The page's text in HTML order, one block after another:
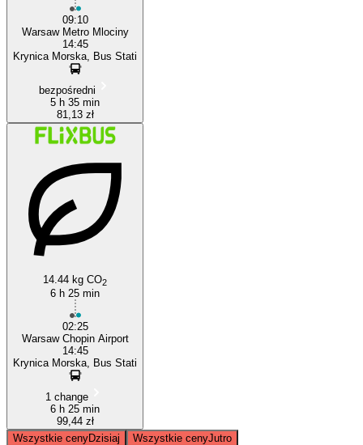
09:10
Warsaw Metro Mlociny
14:45
Krynica Morska, Bus Stati
bezpośredni
5 h 35 min
81,13 zł
14.44 kg CO2
6 h 25 min
02:25
Warsaw Chopin Airport
14:45
Krynica Morska, Bus Stati
1 change
6 h 25 min
99,44 zł
Wszystkie cenyDzisiaj Wszystkie cenyJutro